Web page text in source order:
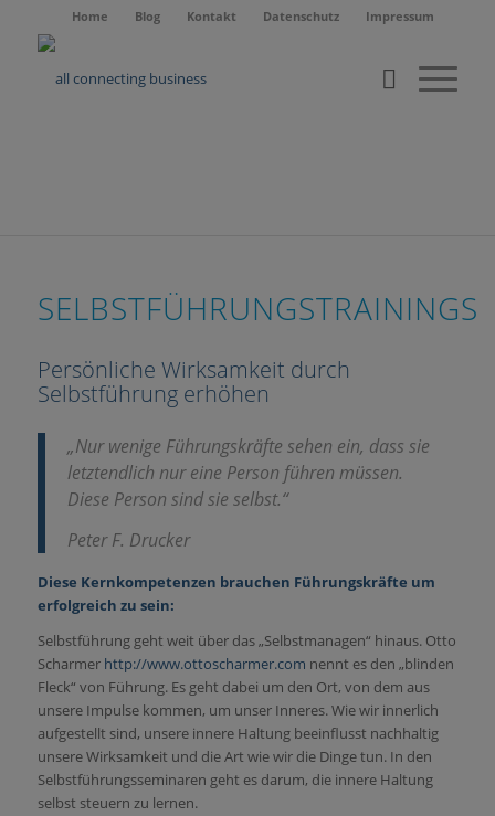
Home Blog Kontakt Datenschutz Impressum
SELBSTFÜHRUNGSTRAININGS
Persönliche Wirksamkeit durch
Selbstführung erhöhen
„Nur wenige Führungskräfte sehen ein, dass sie
letztendlich nur eine Person führen müssen.
Diese Person sind sie selbst.“
Peter F. Drucker
Diese Kernkompetenzen brauchen Führungskräfte um
erfolgreich zu sein:
Selbstführung geht weit über das „Selbstmanagen“ hinaus. Otto
Scharmer http://www.ottoscharmer.com nennt es den „blinden
Fleck“ von Führung. Es geht dabei um den Ort, von dem aus
unsere Impulse kommen, um unser Inneres. Wie wir innerlich
aufgestellt sind, unsere innere Haltung beeinflusst nachhaltig
unsere Wirksamkeit und die Art wie wir die Dinge tun. In den
Selbstführungsseminaren geht es darum, die innere Haltung
selbst steuern zu lernen.